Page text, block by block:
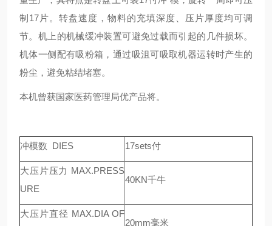
制17片。转盘速度，物料的充填深度、压片厚度均可调
节。机上的机械缓冲装置可避免过载而引起的几件损坏。
机体一侧配有吸粉箱，通过吸沮可吸取机器运转时产生的
粉尘，避免粘结堵塞。
本机曾获国家医药管理局优产品将。
冲模数 DIES 17sets付
大压片压力 MAX.PRESS
URE
40KN千牛
大压片直径 MAX.DIA OF
20mm毫米